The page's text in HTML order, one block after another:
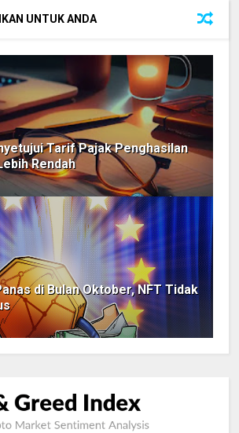
UNTUK ANDA
Tarif Pajak Penghasilan
Rendah
di Bulan Oktober, NFT Tidak